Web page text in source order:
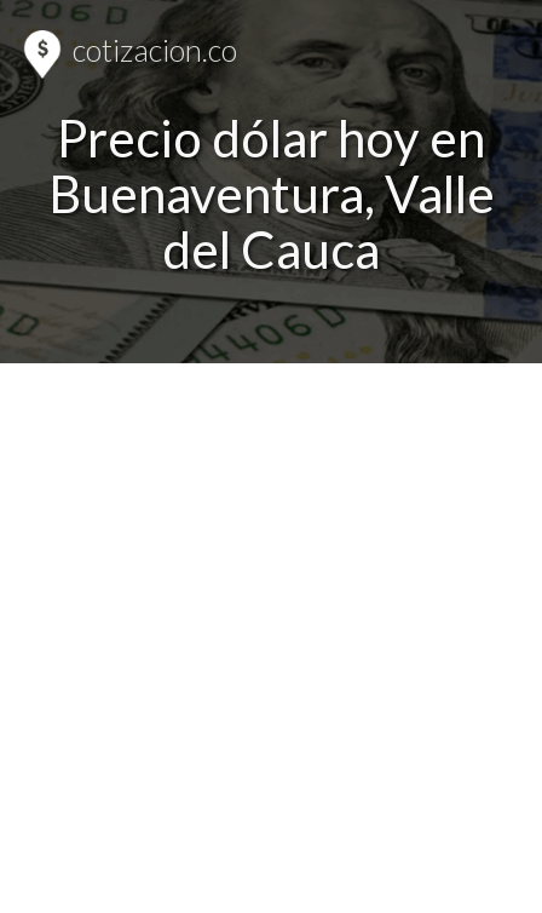
cotizacion.co
Precio dólar hoy en
Buenaventura, Valle
del Cauca